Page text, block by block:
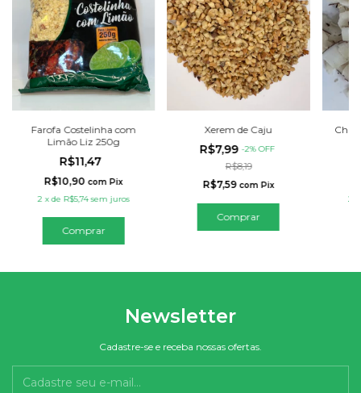
Farofa Costelinha com
Limão Liz 250g
R$11,47
R$10,90 com Pix
2 xde R$5,74 sem juros
Xerem de Caju
R$7,99 -2%OFF
R$8,19
R$7,59 com Pix
Comprar
2
Newsletter
Cadastre-se e receba nossas ofertas.